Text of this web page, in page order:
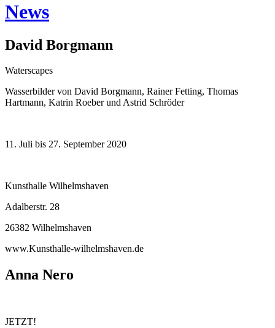
News
David Borgmann
Waterscapes
Wasserbilder von David Borgmann, Rainer Fetting, Thomas
Hartmann, Katrin Roeber und Astrid Schröder
11. Juli bis 27. September 2020
Kunsthalle Wilhelmshaven
Adalberstr. 28
26382 Wilhelmshaven
www.Kunsthalle-wilhelmshaven.de
Anna Nero
JETZT!